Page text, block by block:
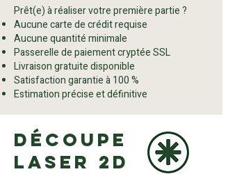
Prêt(e) à réaliser votre première partie ?
Aucune carte de crédit requise
Aucune quantité minimale
Passerelle de paiement cryptée SSL
Livraison gratuite disponible
Satisfaction garantie à 100 %
Estimation précise et définitive
Découpe
laser 2D